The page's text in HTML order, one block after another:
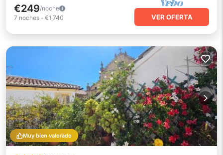
€249/noche
7 noches - €1,740 VER OFERTA
Muy bien valorado